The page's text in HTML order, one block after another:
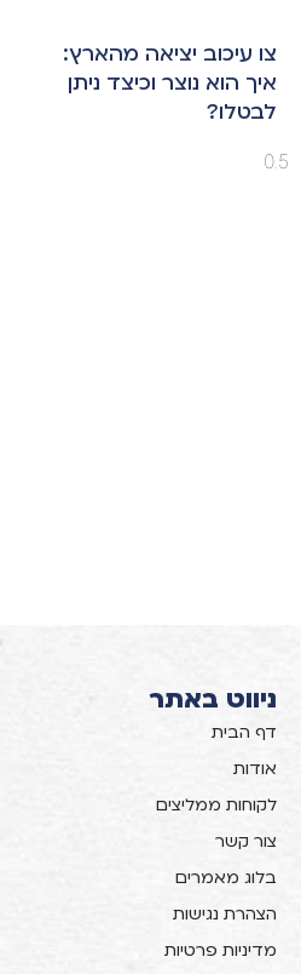
צו עיכוב יציאה מהארץ:
איך הוא נוצר וכיצד ניתן
לבטלו?
ניווט באתר
דף הבית
אודות
לקוחות ממליצים
צור קשר
בלוג מאמרים
הצהרת נגישות
מדיניות פרטיות